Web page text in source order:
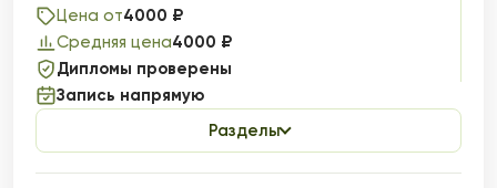
Цена от4000 ₽
Средняя цена4000 ₽
Дипломы проверены
Запись напрямую
Разделы